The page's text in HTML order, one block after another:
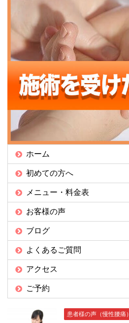
ホーム
初めての方へ
メニュー・料金表
お客様の声
ブログ
よくあるご質問
アクセス
ご予約
患者様の声（慢性腰痛）